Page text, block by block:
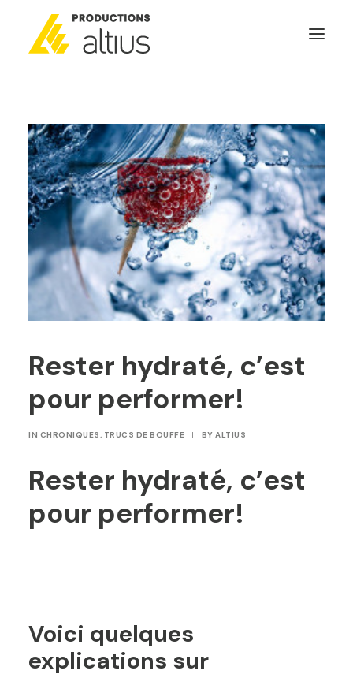
À PROPOS
MISSION
NOS SERVICES
POURQUOI INVESTIR
GÉNÉRATEURS DE NOUVELLES
NOUS JOINDRE
Rester hydraté, c’est
pour performer!
IN CHRONIQUES, TRUCS DE BOUFFE | BY ALTIUS
Rester hydraté, c’est
pour performer!
Voici quelques
explications sur